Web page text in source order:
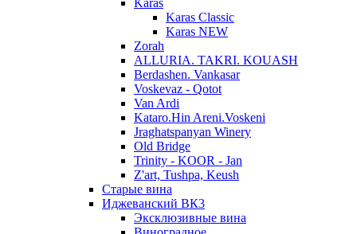
Karas
Karas Classic
Karas NEW
Zorah
ALLURIA. TAKRI. KOUASH
Berdashen. Vankasar
Voskevaz - Qotot
Van Ardi
Kataro.Hin Areni.Voskeni
Jraghatspanyan Winery
Old Bridge
Trinity - KOOR - Jan
Z'art, Tushpa, Keush
Старые вина
Иджеванский ВК3
Эксклюзивные вина